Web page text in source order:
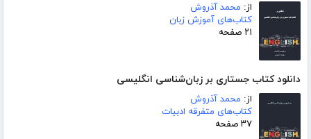
از: محمد آذروش
کتاب‌های آموزش زبان
۲۱ صفحه
دانلود کتاب جستاری بر زبان‌شناسی انگلیسی
از: محمد آذروش
کتاب‌های متفرقه ادبیات
۳۷ صفحه